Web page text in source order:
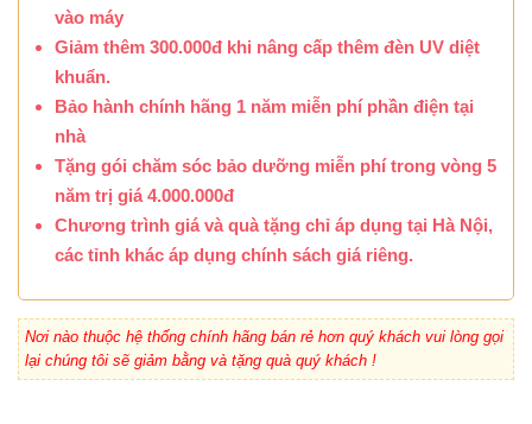
vào máy
Giảm thêm 300.000đ khi nâng cấp thêm đèn UV diệt
khuẩn.
Bảo hành chính hãng 1 năm miễn phí phần điện tại
nhà
Tặng gói chăm sóc bảo dưỡng miễn phí trong vòng 5
năm trị giá 4.000.000đ
Chương trình giá và quà tặng chỉ áp dụng tại Hà Nội,
các tỉnh khác áp dụng chính sách giá riêng.
Nơi nào thuộc hệ thống chính hãng bán rẻ hơn quý khách vui lòng gọi
lại chúng tôi sẽ giảm bằng và tặng quà quý khách !